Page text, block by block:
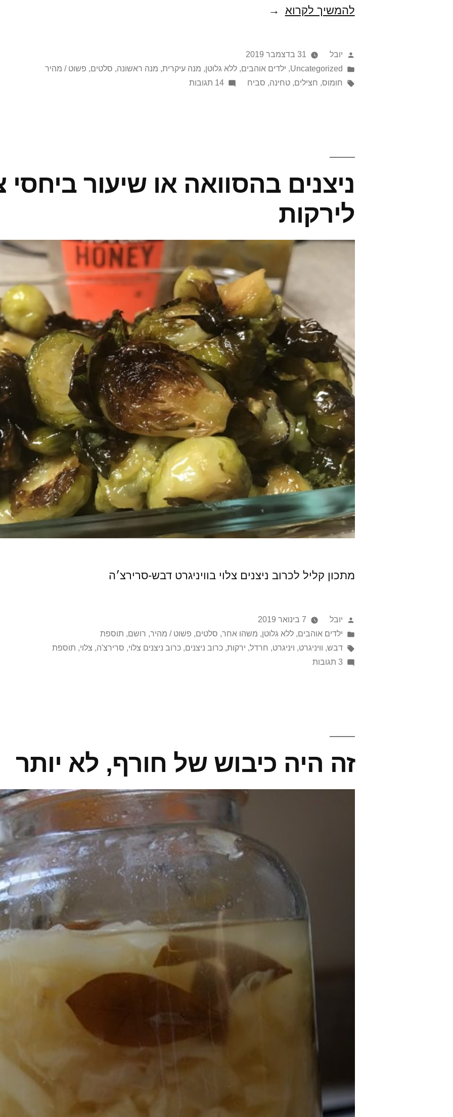
להמשיך לקרוא חומוס
שמתגעגעים)
פורסם
על
ידי
יובל
31 בדצמבר 2019
Posted
in
Uncategorized
, ילדים אוהבים,ללא גלוטן, מנה עיקרית, מנה ראשונה, סלטים, פשוט / מהיר
תגיות:
חומוס, חצילים,טחינה, סביח 14 תגובות
על
ניצנים בהסוואה או שיעור ביחסי
לירקות
מתכון קליל לכרוב ניצנים צלוי בוויניגרט דבש-סרירצ׳ה
פורסם
על
ידי
יובל
7 בינואר 2019
Posted
in
ילדים אוהבים,ללא גלוטן, משהו אחר, סלטים, פשוט / מהיר, רושם, תוספת
תגיות:
דבש, וויניגרט, ויניגרט, חרדל, ירקות,כרוב ניצנים,כרוב ניצנים צלוי, סרירצ'ה, צלוי, תוספת
3 תגובות
על
לירקות
זה היה כיבוש של חורף, לא יותר